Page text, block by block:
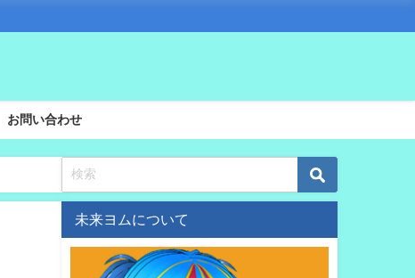
お問い合わせ
未来ヨムについて